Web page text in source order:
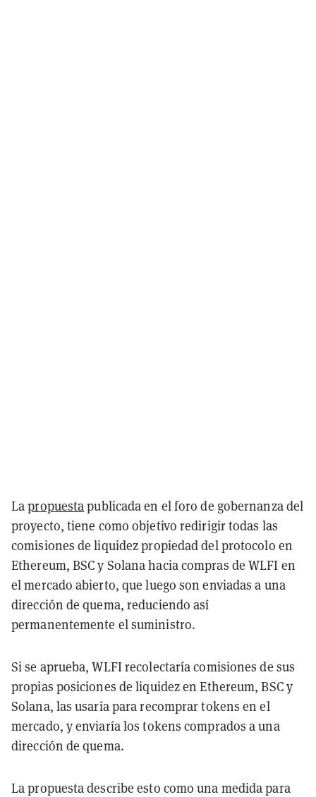
Lapropuestapublicada en el foro de gobernanza del
proyecto, tiene como objetivo redirigir todas las
comisiones de liquidez propiedad del protocolo en
Ethereum, BSC y Solana hacia compras de WLFI en
el mercado abierto, que luego son enviadas a una
dirección de quema, reduciendo así
permanentemente el suministro.
Si se aprueba, WLFI recolectaría comisiones de sus
propias posiciones de liquidez en Ethereum, BSC y
Solana, las usaría para recomprar tokens en el
mercado, y enviaría los tokens comprados a una
dirección de quema.
La propuesta describe esto como una medida para